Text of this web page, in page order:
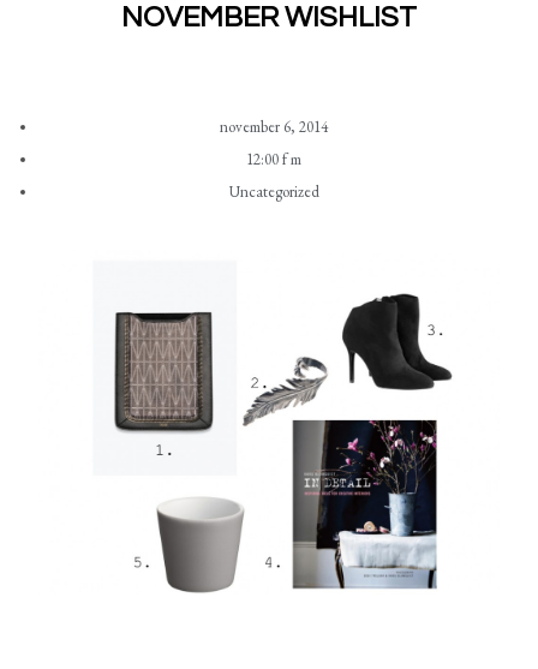
NOVEMBER WISHLIST
november 6, 2014
12:00 f m
Uncategorized